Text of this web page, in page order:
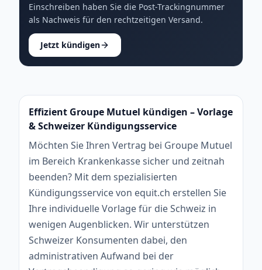
Einschreiben haben Sie die Post-Trackingnummer
als Nachweis für den rechtzeitigen Versand.
Jetzt kündigen
Effizient Groupe Mutuel kündigen – Vorlage
& Schweizer Kündigungsservice
Möchten Sie Ihren Vertrag bei Groupe Mutuel
im Bereich Krankenkasse sicher und zeitnah
beenden? Mit dem spezialisierten
Kündigungsservice von equit.ch erstellen Sie
Ihre individuelle Vorlage für die Schweiz in
wenigen Augenblicken. Wir unterstützen
Schweizer Konsumenten dabei, den
administrativen Aufwand bei der